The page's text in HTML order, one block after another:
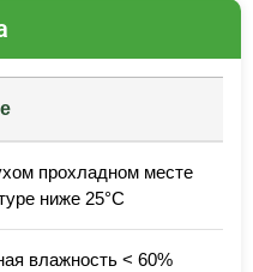
прохладном месте
ниже 25°C
влажность < 60%